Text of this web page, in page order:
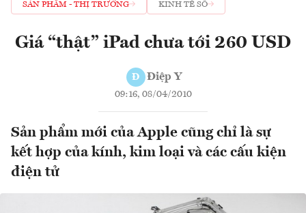
SẢN PHẨM - THỊ TRƯỜNG KINH TẾ SỐ
Giá “thật” iPad chưa tới 260 USD
Đ Điệp Y
09:16, 08/04/2010
Sản phẩm mới của Apple cũng chỉ là sự
kết hợp của kính, kim loại và các cấu kiện
điện tử